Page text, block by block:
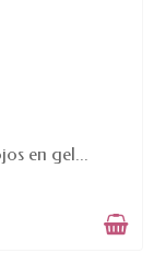
en gel...